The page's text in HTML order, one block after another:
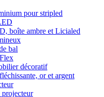
pour stripled
boîte ambre et Licialed
bal
décoratif
or et argent
projecteur